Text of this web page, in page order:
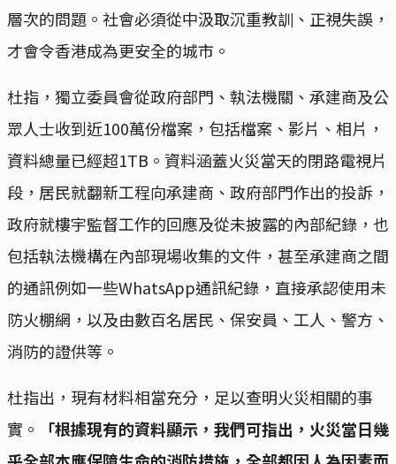
層次的問題。社會必須從中汲取沉重教訓、正視失誤，
才會令香港成為更安全的城市。
杜指，獨立委員會從政府部門、執法機關、承建商及公
眾人士收到近100萬份檔案，包括檔案、影片、相片，
資料總量已經超1TB。資料涵蓋火災當天的閉路電視片
段，居民就翻新工程向承建商、政府部門作出的投訴，
政府就樓宇監督工作的回應及從未披露的內部紀錄，也
包括執法機構在內部現場收集的文件，甚至承建商之間
的通訊例如一些WhatsApp通訊紀錄，直接承認使用未
防火棚網，以及由數百名居民、保安員、工人、警方、
消防的證供等。
杜指出，現有材料相當充分，足以查明火災相關的事
實。
「根據現有的資料顯示，我們可指出，火災當日幾